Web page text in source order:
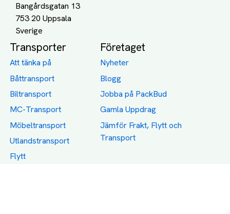
Bangårdsgatan 13
753 20 Uppsala
Transporter
Att tänka på
Båttransport
Biltransport
MC-Transport
Möbeltransport
Utlandstransport
Flytt
Företaget
Nyheter
Blogg
Jobba på PackBud
Gamla Uppdrag
Jämför Frakt, Flytt och
Transport